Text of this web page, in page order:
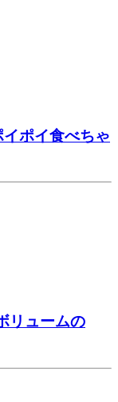
ポイ食べちゃ
リュームの